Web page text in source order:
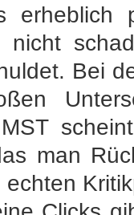
erheblich
nicht
Bei
man